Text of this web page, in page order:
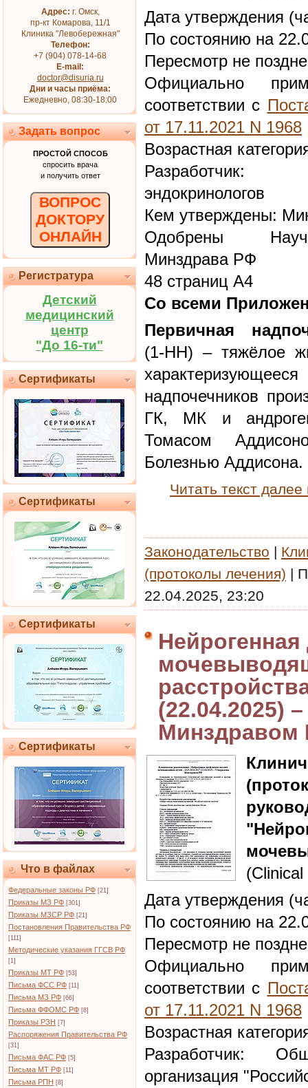
Адрес: г. Омск,
пр-кт Комарова, 11/1
Клиника "Левобережная"
Телефон:
+7 (904) 078-14-68
E-mail:
doctor@disuria.ru
Дни и часы приёма:
Ежедневно, 08:30-18:00
Задать вопрос
ПРОСТОЙ СПОСОБ
спросить врача
и получить ответ
ВОПРОС
ДОКТОРУ
ОНЛАЙН
Регистратура
Детский
медицинский
центр
"До 16-ти"
Сертификаты
Сертификаты
Сертификаты
Сертификаты
Что в файлах
Федеральные законы РФ [21]
Приказы МЗ РФ [301]
Приказы МЗСР РФ [21]
Постановления Правительства РФ
[111]
Методические указания ГГСВ РФ
[1]
Приказы МТ РФ [53]
Письма ФСС РФ [11]
Письма МЗ РФ [66]
Письма ФФОМС РФ [8]
Приказы РЗН [7]
Распоряжения Правительства РФ
[31]
Письма ФАС РФ [5]
Письма МТ РФ [11]
Письма РПН [8]
Дата утверждения
По состоянию на
Пересмотр не
Официально
соответствии с
от 17.11.2021 N 1968
Возрастная
Разработчик:
эндокринологов
Кем утверждены:
Одобрены
Минздрава РФ
48 страниц А4
Со всеми
Первичная
(1-НН) – тяжёлое
надпочечников
ГК, МК и
Томасом
Болезнью Аддисона.
Читать текст
Законодательство |
(протоколы лечения) |
22.04.2025, 23:20
(22.04.2025)
Минздравом
Дата утверждения
По состоянию на
Пересмотр не
Официально
соответствии с
от 17.11.2021 N 1968
Возрастная
Разработчик:
организация